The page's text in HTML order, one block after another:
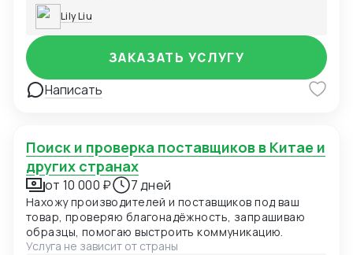
Lily Liu
Написать
ЗАКАЗАТЬ УСЛУГУ
Поиск и проверка поставщиков в Китае и
других странах
от 10 000 ₽ 7 дней
Нахожу производителей и поставщиков под ваш
товар, проверяю благонадёжность, запрашиваю
образцы, помогаю выстроить коммуникацию.
Услуга не зависит от страны